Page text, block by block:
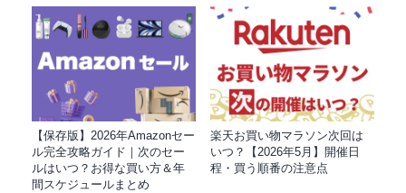
【保存版】2026年Amazonセー
ル完全攻略ガイド｜次のセー
ルはいつ？お得な買い方＆年
間スケジュールまとめ
楽天お買い物マラソン次回は
いつ？【2026年5月】開催日
程・買う順番の注意点